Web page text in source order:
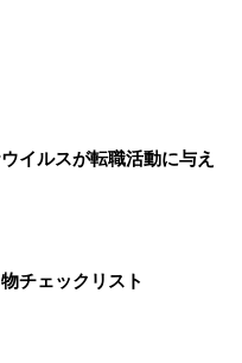
イルスが転職活動に与え
チェックリスト